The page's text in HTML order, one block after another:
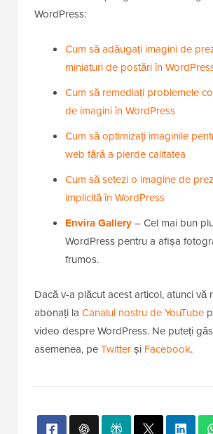
WordPress:
Cum să adăugați imagini de
miniaturi de postări în
Cum să remediați problemele
de imagini în WordPress
Cum să optimizați imaginile
web fără a pierde calitatea
Cum să setezi o imagine de
implicită în WordPress
Envira Gallery– Cel mai bun
WordPress pentru a afișa
frumos.
Dacă v-a plăcut acest articol, atunci vă
abonați la Canalul nostru de YouTube
video despre WordPress. Ne puteți
asemenea, peTwitterși Facebook.